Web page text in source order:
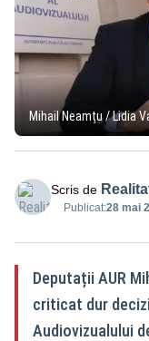
Mihail Neamțu / Lidia
Scris de
Publicat:28 mai
Deputații AUR
criticat dur
Audiovizualului